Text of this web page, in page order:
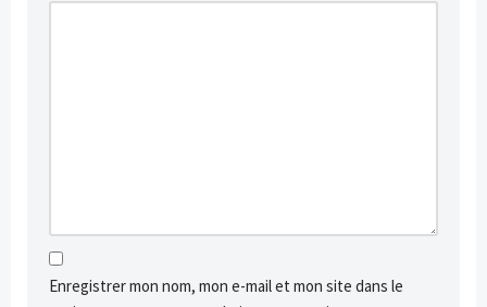
Enregistrer mon nom, mon e-mail et mon site dans le